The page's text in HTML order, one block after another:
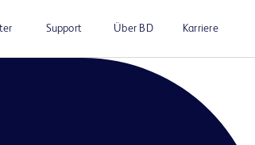
Support Über BD Karriere